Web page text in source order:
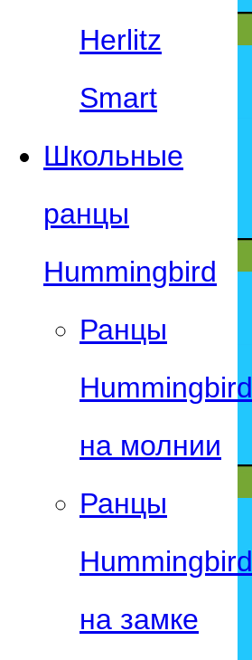
Herlitz
Smart
Школьные
ранцы
Hummingbird
Ранцы
Hummingbird
на молнии
Ранцы
Hummingbird
на замке